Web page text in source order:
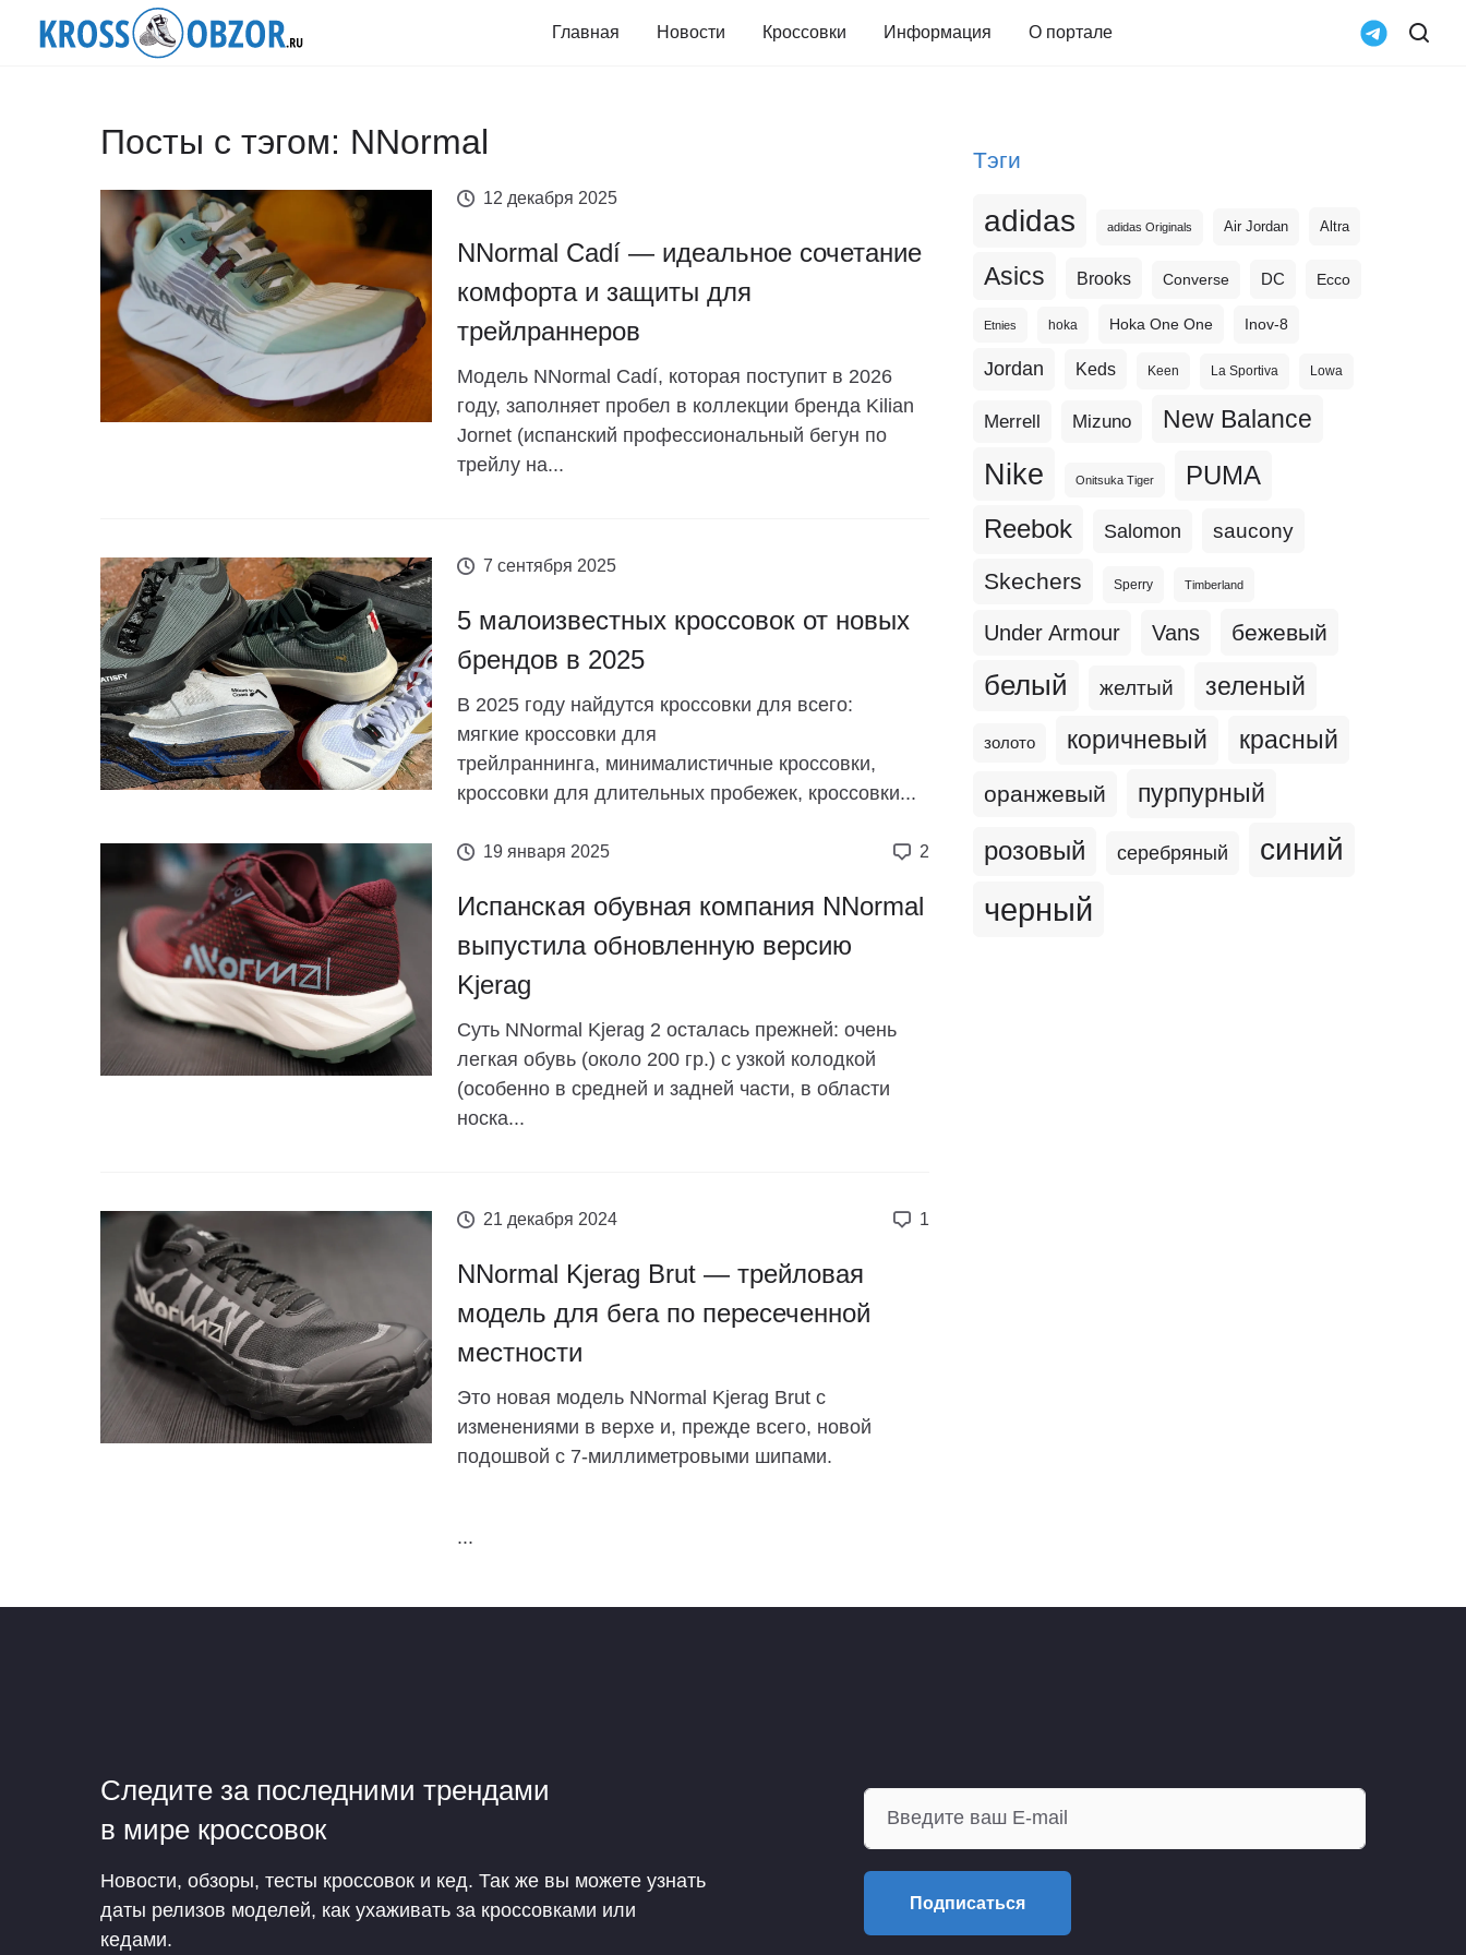
Главная Новости Кроссовки Информация О портале
Посты с тэгом: NNormal
12 декабря 2025
NNormal Cadí — идеальное сочетание
комфорта и защиты для
трейлраннеров
Модель NNormal Cadí, которая поступит в 2026
году, заполняет пробел в коллекции бренда Kilian
Jornet (испанский профессиональный бегун по
трейлу на...
7 сентября 2025
5 малоизвестных кроссовок от новых
брендов в 2025
В 2025 году найдутся кроссовки для всего:
мягкие кроссовки для
трейлраннинга, минималистичные кроссовки,
кроссовки для длительных пробежек, кроссовки...
19 января 2025 2
Испанская обувная компания NNormal
выпустила обновленную версию
Kjerag
Суть NNormal Kjerag 2 осталась прежней: очень
легкая обувь (около 200 гр.) с узкой колодкой
(особенно в средней и задней части, в области
носка...
21 декабря 2024 1
NNormal Kjerag Brut — трейловая
модель для бега по пересеченной
местности
Это новая модель NNormal Kjerag Brut с
изменениями в верхе и, прежде всего, новой
подошвой с 7-миллиметровыми шипами.
...
Тэги
adidas adidas Originals Air Jordan Altra
Asics Brooks Converse DC Ecco
Etnies hoka Hoka One One Inov-8
Jordan Keds Keen La Sportiva Lowa
Merrell Mizuno New Balance
Nike Onitsuka Tiger PUMA
Reebok Salomon saucony
Skechers Sperry Timberland
Under Armour Vans бежевый
белый желтый зеленый
золото коричневый красный
оранжевый пурпурный
розовый серебряный синий
черный
Следите за последними трендами
в мире кроссовок
Новости, обзоры, тесты кроссовок и кед. Так же вы можете узнать
даты релизов моделей, как ухаживать за кроссовками или
кедами.
Подписаться